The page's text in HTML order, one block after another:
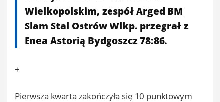
Wielkopolskim, zespół Arged BM
Slam Stal Ostrów Wlkp. przegrał z
Enea Astorią Bydgoszcz 78:86.
+
Pierwsza kwarta zakończyła się 10 punktowym